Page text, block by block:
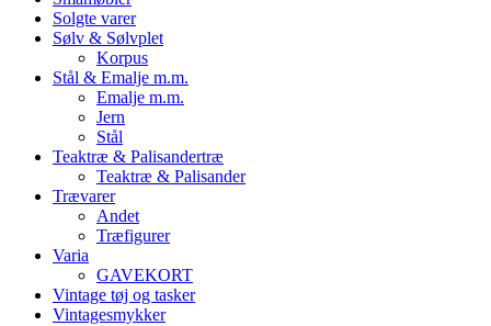
Solgte varer
Sølv & Sølvplet
Korpus
Stål & Emalje m.m.
Emalje m.m.
Jern
Stål
Teaktræ & Palisandertræ
Teaktræ & Palisander
Trævarer
Andet
Træfigurer
Varia
GAVEKORT
Vintage tøj og tasker
Vintagesmykker